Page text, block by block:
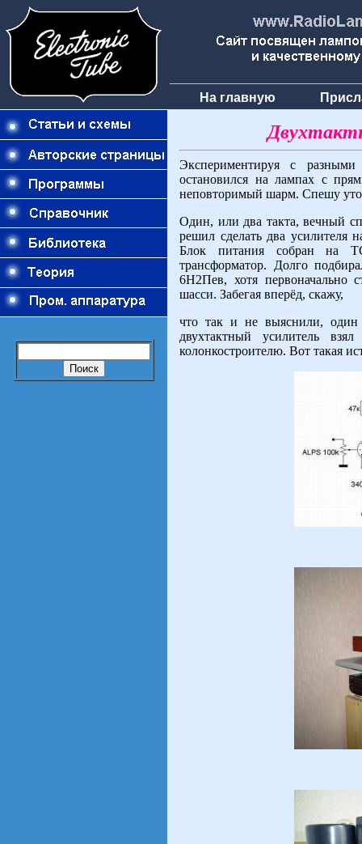
На главную
Экспериментируя с
остановился на лампах с
неповторимый шарм. Спешу
Один, или два такта, вечный
решил сделать два усилителя
Блок питания собран на
трансформатор. Долго
6Н2Пев, хотя первоначально
шасси. Забегая вперёд, скажу,
что так и не выяснили, один
двухтактный усилитель
колонкостроителю. Вот такая